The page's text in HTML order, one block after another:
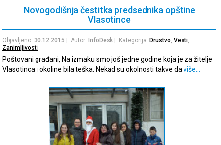
Novogodišnja čestitka predsednika opštine
Vlasotince
Objavljeno: 30.12.2015 | Autor: InfoDesk | Kategorija: Drustvo, Vesti,
Zanimljivosti
Poštovani građani, Na izmaku smo još jedne godine koja je za žitelje
Vlasotinca i okoline bila teška. Nekad su okolnosti takve da više…